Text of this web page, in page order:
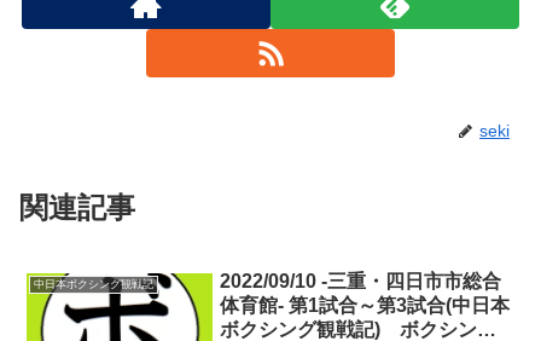
seki
関連記事
中日本ボクシング観戦記
2022/09/10 -三重・四日市市総合
体育館- 第1試合～第3試合(中日本
ボクシング観戦記) ボクシング